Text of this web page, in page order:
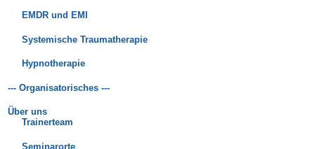
EMDR und EMI
Systemische Traumatherapie
Hypnotherapie
--- Organisatorisches ---
Über uns
Trainerteam
Seminarorte